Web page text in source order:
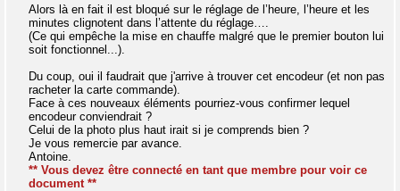
Alors là en fait il est bloqué sur le réglage de l’heure, l’heure et les
minutes clignotent dans l’attente du réglage….
(Ce qui empêche la mise en chauffe malgré que le premier bouton lui
soit fonctionnel...).
Du coup, oui il faudrait que j'arrive à trouver cet encodeur (et non pas
racheter la carte commande).
Face à ces nouveaux éléments pourriez-vous confirmer lequel
encodeur conviendrait ?
Celui de la photo plus haut irait si je comprends bien ?
Je vous remercie par avance.
Antoine.
** Vous devez être connecté en tant que membre pour voir ce
document **